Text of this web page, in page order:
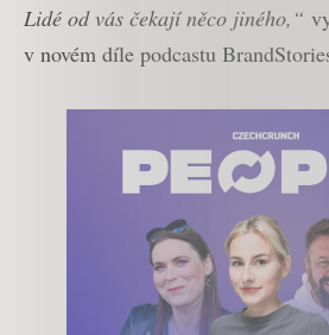
Lidé od vás čekají něco jiného,“
v novém díle podcastu